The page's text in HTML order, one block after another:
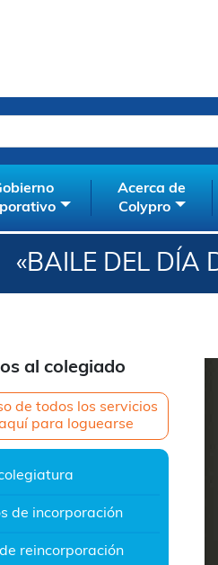
Acerca de
Colypro
«BAILE DEL DÍA
al colegiado
de todos los servicios
para loguearse
de incorporación
reincorporación